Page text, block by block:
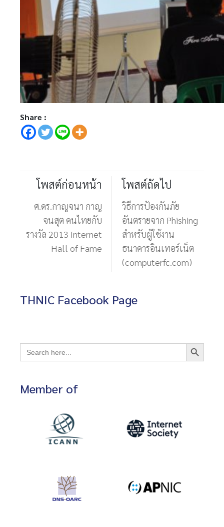
Share :
โพสต์ก่อนหน้า
ศ.ดร.กาญจนา กาญ
จนสุต คนไทยกับ
รางวัล 2013 Internet
Hall of Fame
โพสต์ถัดไป
วิธีการป้องกันภัย
อันตรายจาก Phishing
สำหรับผู้ใช้งาน
ธนาคารอินเทอร์เน็ต
(computerfc.com)
THNIC Facebook Page
Search
for:
Search Button
Member of